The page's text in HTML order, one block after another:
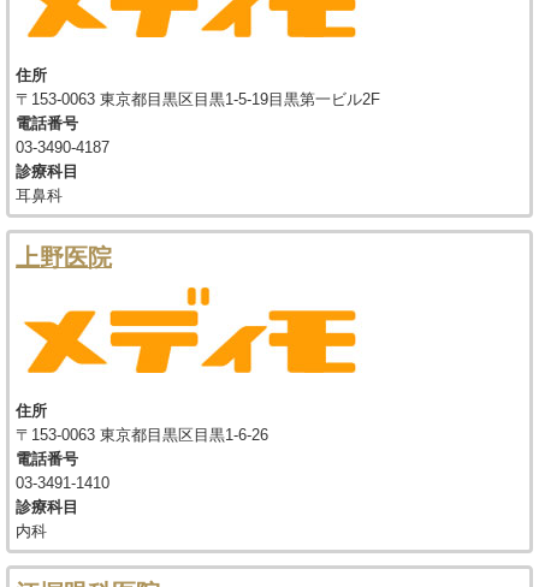
住所
〒153-0063 東京都目黒区目黒1-5-19目黒第一ビル2F
電話番号
03-3490-4187
診療科目
耳鼻科
上野医院
住所
〒153-0063 東京都目黒区目黒1-6-26
電話番号
03-3491-1410
診療科目
内科